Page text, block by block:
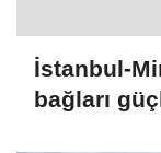
İstanbul-
bağları